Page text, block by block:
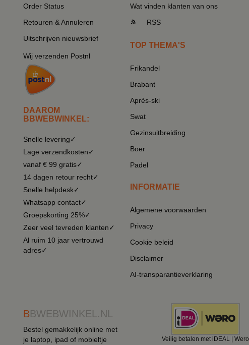
Order Status
Retouren & Annuleren
Uitschrijven nieuwsbrief
Wij verzenden Postnl
DAAROM
BBWEBWINKEL:
Snelle levering✓
Lage verzendkosten✓
vanaf € 99 gratis✓
14 dagen retour recht✓
Snelle helpdesk✓
Whatsapp contact✓
Groepskorting 25%✓
Zeer veel tevreden klanten✓
Al ruim 10 jaar vertrouwd
adres✓
Wat vinden klanten van ons
RSS
TOP THEMA'S
Frikandel
Brabant
Après-ski
Swat
Gezinsuitbreiding
Boer
Padel
INFORMATIE
Algemene voorwaarden
Privacy
Cookie beleid
Disclaimer
AI-transparantieverklaring
BBWEBWINKEL.NL
Bestel gemakkelijk online met
je laptop, ipad of mobieltje
Veilig betalen met iDEAL | Wero